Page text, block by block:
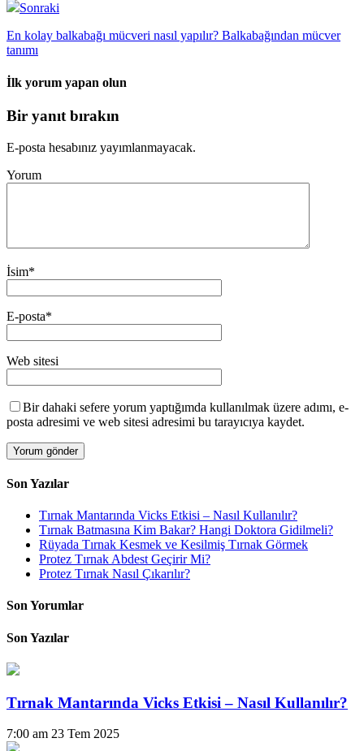
Sonraki
En kolay balkabağı mücveri nasıl yapılır? Balkabağından mücver
tanımı
İlk yorum yapan olun
Bir yanıt bırakın
E-posta hesabınız yayımlanmayacak.
Yorum
İsim*
E-posta*
Web sitesi
Bir dahaki sefere yorum yaptığımda kullanılmak üzere adımı, e-
posta adresimi ve web sitesi adresimi bu tarayıcıya kaydet.
Son Yazılar
Tırnak Mantarında Vicks Etkisi – Nasıl Kullanılır?
Tırnak Batmasına Kim Bakar? Hangi Doktora Gidilmeli?
Rüyada Tırnak Kesmek ve Kesilmiş Tırnak Görmek
Protez Tırnak Abdest Geçirir Mi?
Protez Tırnak Nasıl Çıkarılır?
Son Yorumlar
Son Yazılar
Tırnak Mantarında Vicks Etkisi – Nasıl Kullanılır?
7:00 am 23 Tem 2025